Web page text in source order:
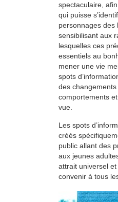
spectaculaire,
qui puisse
personnages des
sensibilisant aux
lesquelles ces
essentiels au
mener une vie
spots
des
comportements
vue.
Les spots
créés
public allant des
aux jeunes
attrait universel
convenir à tous